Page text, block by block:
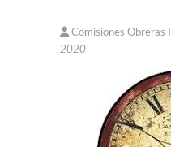
Comisiones Obreras
2020